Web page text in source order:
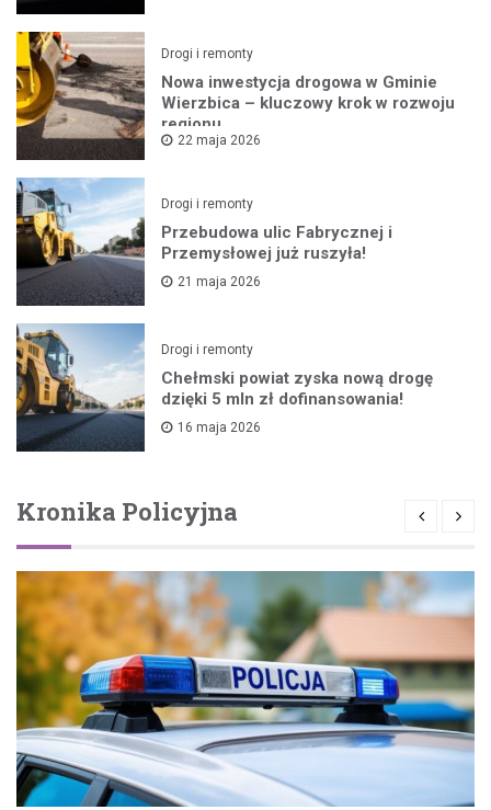
Drogi i remonty
Nowa inwestycja drogowa w Gminie
Wierzbica – kluczowy krok w rozwoju
regionu
22 maja 2026
Drogi i remonty
Przebudowa ulic Fabrycznej i
Przemysłowej już ruszyła!
21 maja 2026
Drogi i remonty
Chełmski powiat zyska nową drogę
dzięki 5 mln zł dofinansowania!
16 maja 2026
Kronika Policyjna